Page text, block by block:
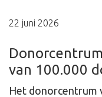
22 juni 2026
van 100.000
Het donorcentrum